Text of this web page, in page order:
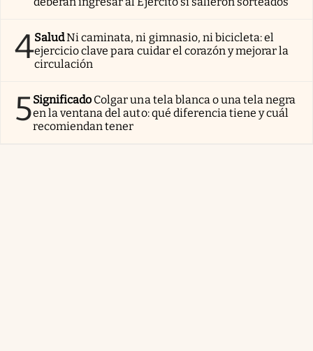
4SaludNi caminata, ni gimnasio, ni bicicleta: el
ejercicio clave para cuidar el corazón y mejorar la
circulación
5Significado Colgar una tela blanca o una tela negra
en la ventana del auto: qué diferencia tiene y cuál
recomiendan tener